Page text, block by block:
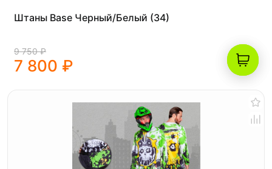
Штаны Base Черный/Белый (34)
9 750 ₽
7 800 ₽